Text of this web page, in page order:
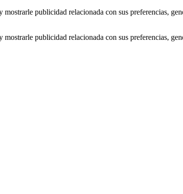
publicidad relacionada con sus preferencias,
publicidad relacionada con sus preferencias,